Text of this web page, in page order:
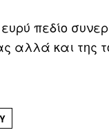
πεδίο
αλλά και της